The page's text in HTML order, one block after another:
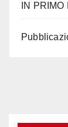
IN